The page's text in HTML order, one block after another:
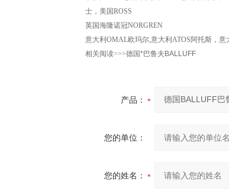
士，美国ROSS
英国海隆诺冠NORGREN
意大利OMAL欧玛尔,意大利ATOS阿托斯，
相关阅读>>>德国*巴鲁夫BALLUFF
产品：
您的单位：
您的姓名：